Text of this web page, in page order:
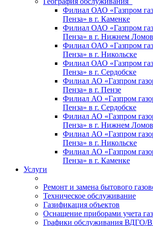
Филиал ОАО «Газпром
Пенза» в г. Каменке
Филиал ОАО «Газпром
Пенза» в г. Нижнем
Филиал ОАО «Газпром
Пенза» в г. Никольске
Филиал ОАО «Газпром
Пенза» в г. Сердобске
Филиал АО «Газпром
Пенза» в г. Пензе
Филиал АО «Газпром
Пенза» в г. Сердобске
Филиал АО «Газпром
Пенза» в г. Нижнем
Филиал АО «Газпром
Пенза» в г. Никольске
Филиал АО «Газпром
Пенза» в г. Каменке
Услуги
Ремонт и замена бытового
Техническое обслуживание
Газификация объектов
Оснащение приборами учета
Графики обслуживания ВДГО/